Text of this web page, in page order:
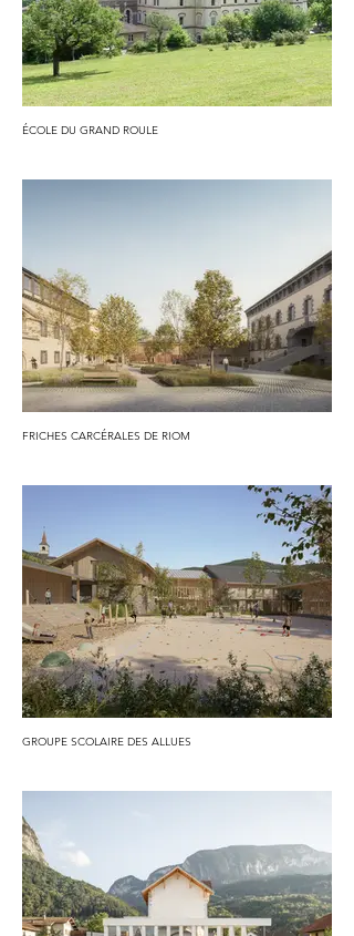
ÉCOLE DU GRAND ROULE
FRICHES CARCÉRALES DE RIOM
GROUPE SCOLAIRE DES ALLUES